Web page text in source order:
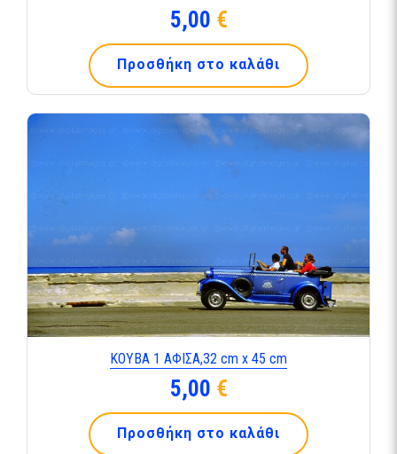
5,00 €
Προσθήκη στο καλάθι
ΚΟΥΒΑ 1 ΑΦΙΣΑ,32 cm x 45 cm
5,00 €
Προσθήκη στο καλάθι